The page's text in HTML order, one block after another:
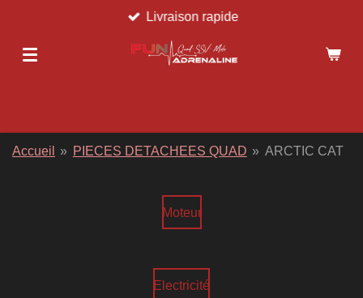
contenu
Livraison rapide
Accueil » PIECES DETACHEES QUAD » ARCTIC CAT
Moteur
Electricité